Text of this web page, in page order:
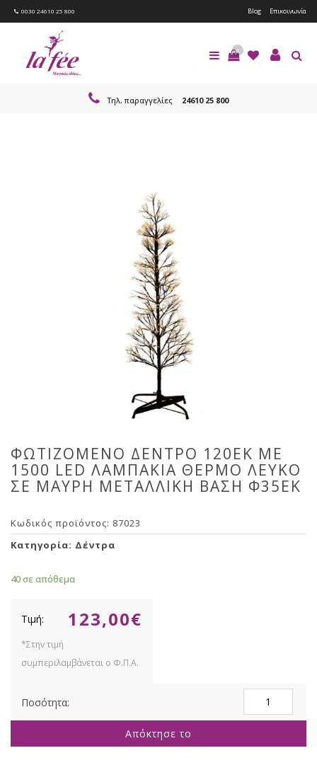
0030 24610 25 800 Blog Επικοινωνία
0
Τηλ. παραγγελίες 24610 25 800
ΦΩΤΙΖΟΜΕΝΟ ΔΕΝΤΡΟ 120EK ΜΕ
1500 LED ΛΑΜΠΑΚΙΑ ΘΕΡΜΟ ΛΕΥΚΟ
ΣΕ ΜΑΥΡΗ ΜΕΤΑΛΛΙΚΗ ΒΑΣΗ Φ35ΕΚ
Κωδικός προϊόντος: 87023
Κατηγορία: Δέντρα
40 σε απόθεμα
123,00€
ΔΕΝΤΡΟ
120EK
1500
Απόκτησε το